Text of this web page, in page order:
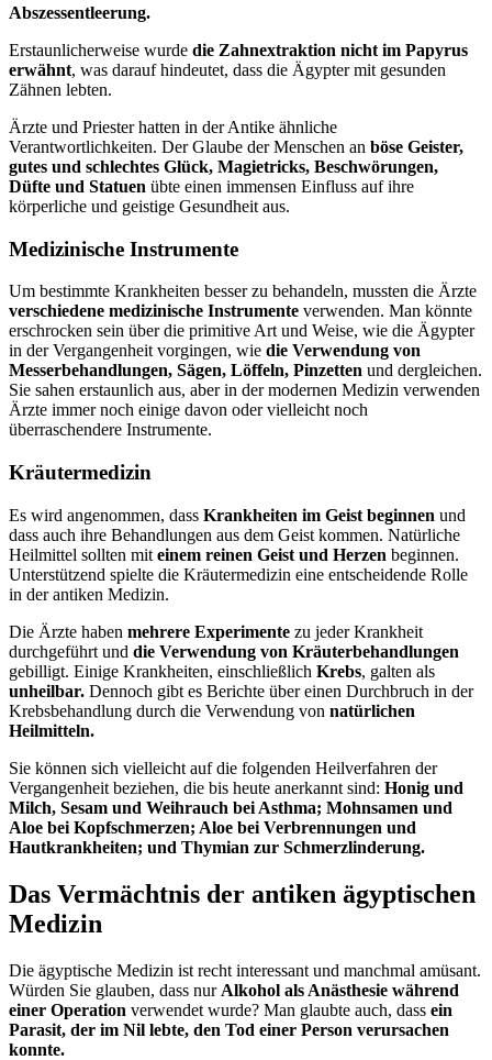
Abszessentleerung.
Erstaunlicherweise wurde die Zahnextraktion nicht im Papyrus
erwähnt, was darauf hindeutet, dass die Ägypter mit gesunden
Zähnen lebten.
Ärzte und Priester hatten in der Antike ähnliche
Verantwortlichkeiten. Der Glaube der Menschen an böse Geister,
gutes und schlechtes Glück, Magietricks, Beschwörungen,
Düfte und Statuen übte einen immensen Einfluss auf ihre
körperliche und geistige Gesundheit aus.
Medizinische Instrumente
Um bestimmte Krankheiten besser zu behandeln, mussten die Ärzte
verschiedene medizinische Instrumente verwenden. Man könnte
erschrocken sein über die primitive Art und Weise, wie die Ägypter
in der Vergangenheit vorgingen, wie die Verwendung von
Messerbehandlungen, Sägen, Löffeln, Pinzetten und dergleichen.
Sie sahen erstaunlich aus, aber in der modernen Medizin verwenden
Ärzte immer noch einige davon oder vielleicht noch
überraschendere Instrumente.
Kräutermedizin
Es wird angenommen, dass Krankheiten im Geist beginnen und
dass auch ihre Behandlungen aus dem Geist kommen. Natürliche
Heilmittel sollten mit einem reinen Geist und Herzen beginnen.
Unterstützend spielte die Kräutermedizin eine entscheidende Rolle
in der antiken Medizin.
Die Ärzte haben mehrere Experimente zu jeder Krankheit
durchgeführt und die Verwendung von Kräuterbehandlungen
gebilligt. Einige Krankheiten, einschließlich Krebs, galten als
unheilbar. Dennoch gibt es Berichte über einen Durchbruch in der
Krebsbehandlung durch die Verwendung von natürlichen
Heilmitteln.
Sie können sich vielleicht auf die folgenden Heilverfahren der
Vergangenheit beziehen, die bis heute anerkannt sind: Honig und
Milch, Sesam und Weihrauch bei Asthma; Mohnsamen und
Aloe bei Kopfschmerzen; Aloe bei Verbrennungen und
Hautkrankheiten; und Thymian zur Schmerzlinderung.
Das Vermächtnis der antiken ägyptischen
Medizin
Die ägyptische Medizin ist recht interessant und manchmal amüsant.
Würden Sie glauben, dass nur Alkohol als Anästhesie während
einer Operation verwendet wurde? Man glaubte auch, dass ein
Parasit, der im Nil lebte, den Tod einer Person verursachen
konnte.